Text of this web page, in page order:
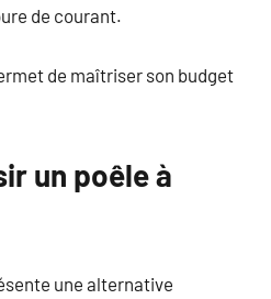
de courant.
de maîtriser son budget
un poêle à
une alternative